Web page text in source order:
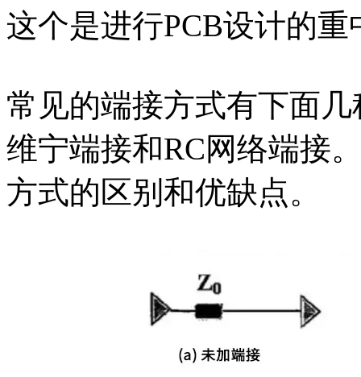
这个是进行PCB设计的重
常见的端接方式有下面
维宁端接和RC网络端接
方式的区别和优缺点。